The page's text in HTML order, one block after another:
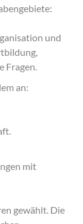
und
Fragen.
an:
mit
gewählt. Die